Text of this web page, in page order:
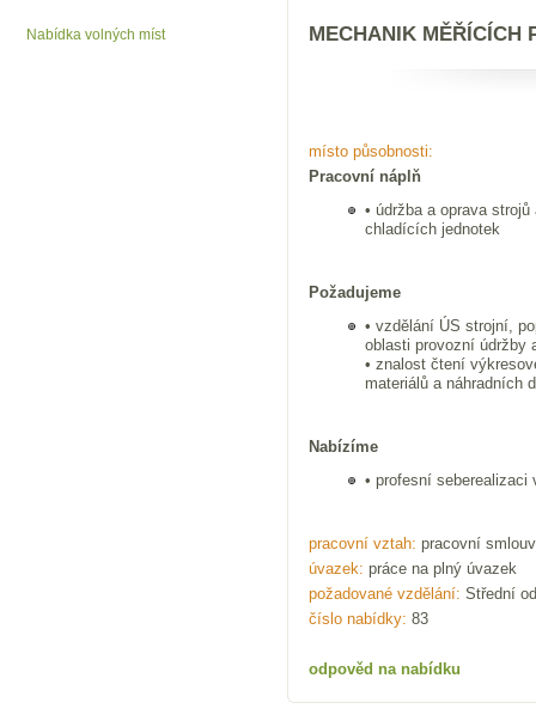
Nabídka volných míst MECHANIK MĚŘÍCÍCH
místo působnosti:
Pracovní náplň
• údržba a oprava
chladících jednotek
Požadujeme
• vzdělání ÚS strojní,
oblasti provozní údržby
• znalost čtení
materiálů a náhradních
Nabízíme
• profesní seberealizaci
pracovní vztah: pracovní
úvazek: práce na plný úvazek
požadované vzdělání: Střední
číslo nabídky: 83
odpověd na nabídku